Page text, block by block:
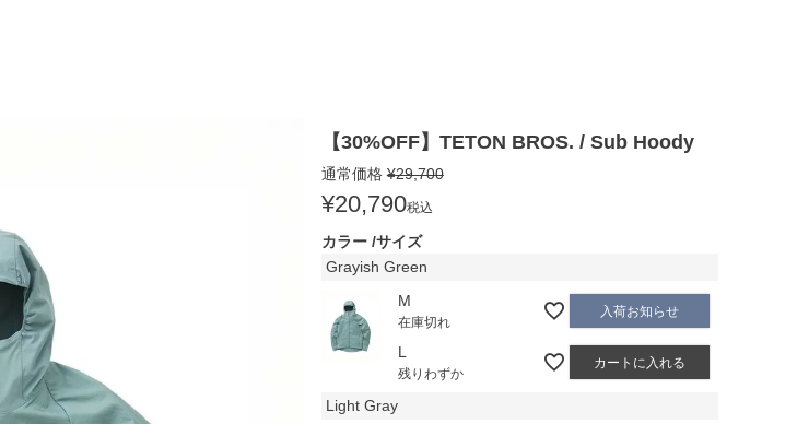
【30%OFF】TETON BROS. / Sub Hoody
通常価格 ¥29,700
¥20,790税込
カラー サイズ
Grayish Green
M
在庫切れ
入荷お知らせ
L
残りわずか
カートに入れる
Light Gray